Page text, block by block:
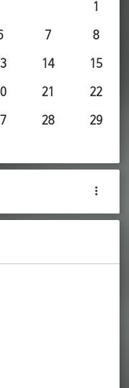
1
7 8
14 15
21 22
28 29